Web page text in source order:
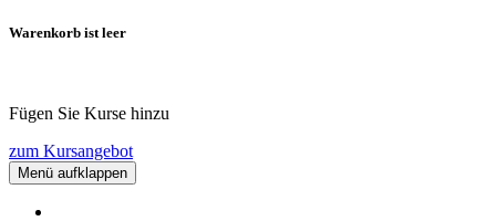
Warenkorb ist leer
Fügen Sie Kurse hinzu
zum Kursangebot
Menü aufklappen